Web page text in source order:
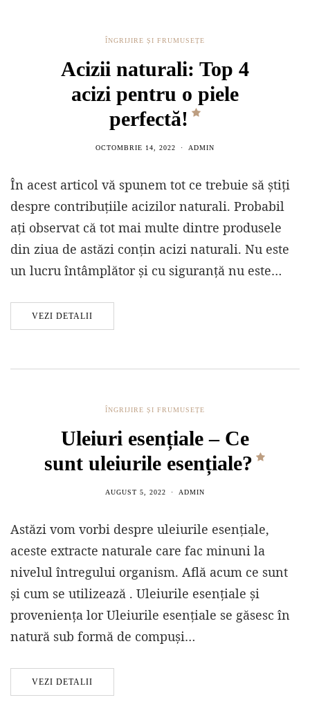
ÎNGRIJIRE ȘI FRUMUSEȚE
Acizii naturali: Top 4
acizi pentru o piele
perfectă!
OCTOMBRIE 14, 2022 ADMIN
În acest articol vă spunem tot ce trebuie să știți
despre contribuțiile acizilor naturali. Probabil
ați observat că tot mai multe dintre produsele
din ziua de astăzi conțin acizi naturali. Nu este
un lucru întâmplător și cu siguranță nu este…
VEZI DETALII
ÎNGRIJIRE ȘI FRUMUSEȚE
Uleiuri esențiale – Ce
sunt uleiurile esențiale?
AUGUST 5, 2022 ADMIN
Astăzi vom vorbi despre uleiurile esențiale,
aceste extracte naturale care fac minuni la
nivelul întregului organism. Află acum ce sunt
și cum se utilizează . Uleiurile esențiale și
proveniența lor Uleiurile esențiale se găsesc în
natură sub formă de compuși…
VEZI DETALII